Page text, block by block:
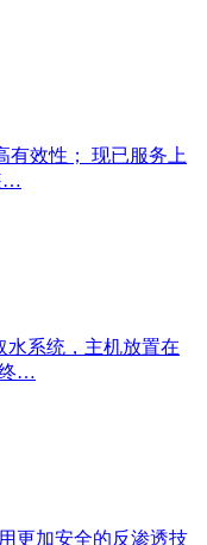
有效性； 现已服务上
…
水系统，主机放置在
终…
更加安全的反渗透技